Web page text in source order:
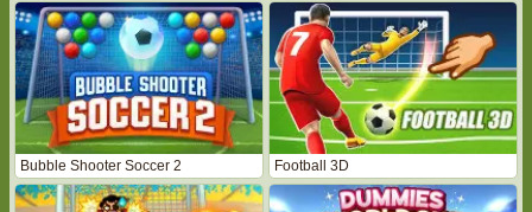
Bubble Shooter Soccer 2 Football 3D